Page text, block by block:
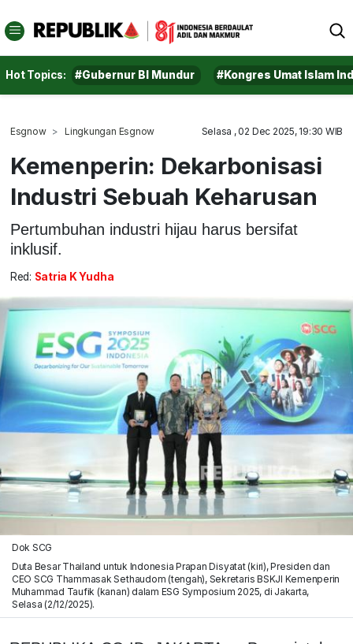
Hot Topics: #Gubernur BI Mundur #Kongres Umat Islam
Esgnow Lingkungan Esgnow Selasa , 02 Dec 2025, 19:30 WIB
Kemenperin: Dekarbonisasi
Industri Sebuah Keharusan
Pertumbuhan industri hijau harus bersifat
inklusif.
Red: Satria K Yudha
Dok SCG
Duta Besar Thailand untuk Indonesia Prapan Disyatat (kiri), Presiden dan
CEO SCG Thammasak Sethaudom (tengah), Sekretaris BSKJI Kemenperin
Muhammad Taufik (kanan) dalam ESG Symposium 2025, di Jakarta,
Selasa (2/12/2025).